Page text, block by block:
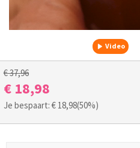
Video
€ 37,96
€ 18,98
Je bespaart: € 18,98(50%)